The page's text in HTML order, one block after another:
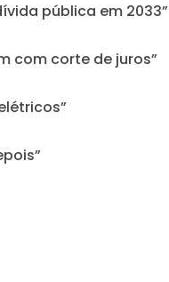
pública em 2033”
com corte de juros”